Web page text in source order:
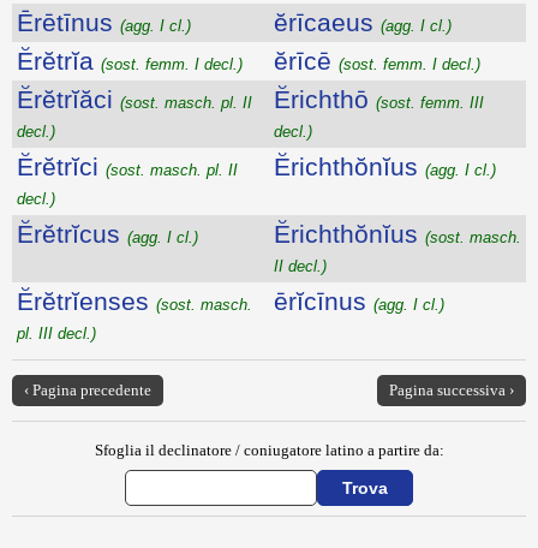
Ērētīnus (agg. I cl.) ĕrīcaeus (agg. I cl.)
Ĕrĕtrĭa (sost. femm. I decl.) ĕrīcē (sost. femm. I decl.)
Ĕrĕtrĭăci (sost. masch. pl. II
decl.)
Ĕrichthō (sost. femm. III
decl.)
Ĕrĕtrĭci (sost. masch. pl. II
decl.)
Ĕrichthŏnĭus (agg. I cl.)
Ĕrĕtrĭcus (agg. I cl.) Ĕrichthŏnĭus (sost. masch.
II decl.)
Ĕrĕtrĭenses (sost. masch.
pl. III decl.)
ērĭcīnus (agg. I cl.)
‹ Pagina precedente Pagina successiva ›
Sfoglia il declinatore / coniugatore latino a partire da: